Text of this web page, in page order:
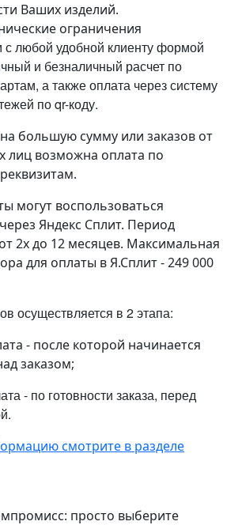
Ваших изделий.
ограничения
любой удобной клиенту формой
и безналичный расчет по
а также оплата через систему
по qr-коду.
большую сумму или заказов от
лиц возможна оплата по
могут воспользоваться
Яндекс Сплит. Период
2х до 12 месяцев. Максимальная
для оплаты в Я.Сплит - 249 000
осуществляется в 2 этапа:
- после которой начинается
заказом;
- по готовности заказа, перед
смотрите в разделе
просто выберите